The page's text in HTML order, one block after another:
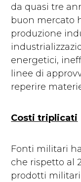
da quasi tre
buon mercato
produzione
energetici,
linee di
reperire
Costi triplicati
Fonti militari
che rispetto al
prodotti